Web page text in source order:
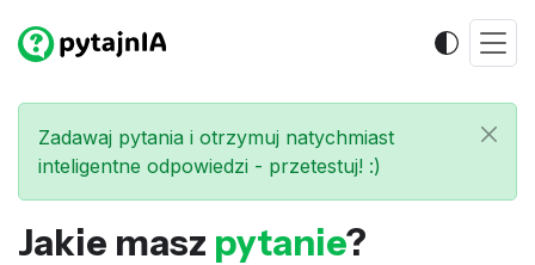
Zadawaj pytania i otrzymuj natychmiast
inteligentne odpowiedzi - przetestuj! :)
Jakie masz pytanie?